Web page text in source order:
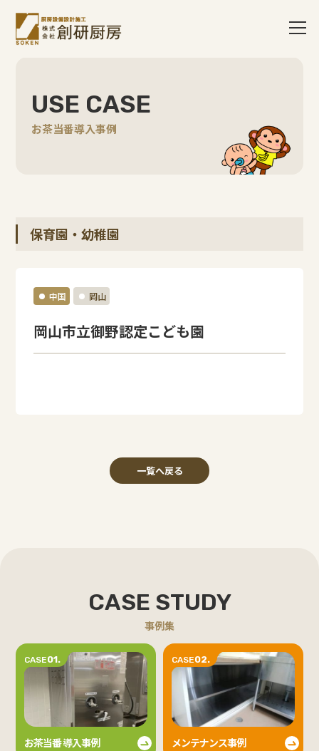
USE CASE
お茶当番導入事例
保育園・幼稚園
中国 岡山
岡山市立御野認定こども園
一覧へ戻る
CASE STUDY
事例集
CASE01.
お茶当番 導入事例
CASE02.
メンテナンス事例